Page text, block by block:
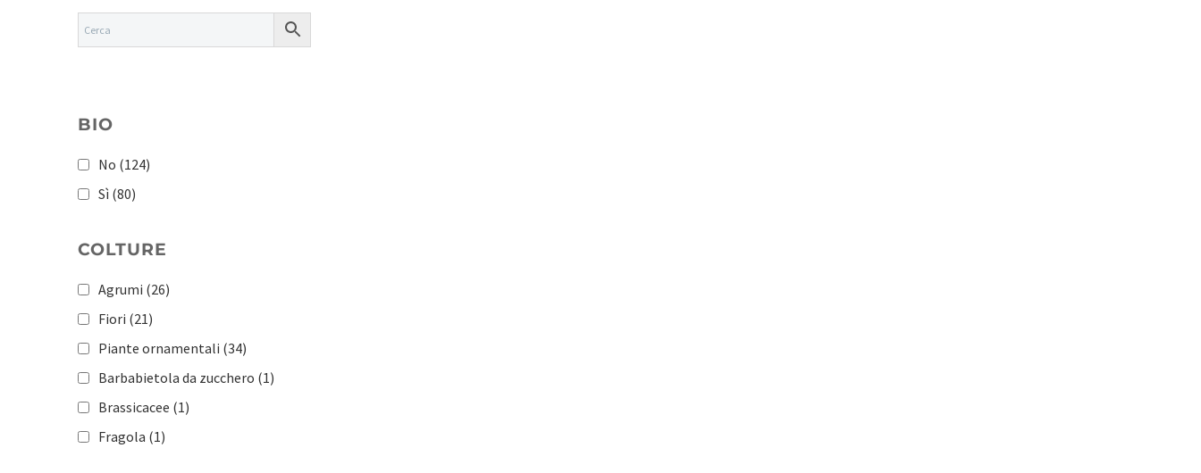
BIO
No (124)
Sì (80)
COLTURE
Agrumi (26)
Fiori (21)
Piante ornamentali (34)
Barbabietola da zucchero (1)
Brassicacee (1)
Fragola (1)